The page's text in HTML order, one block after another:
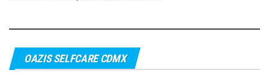
OAZIS SELFCARE CDMX